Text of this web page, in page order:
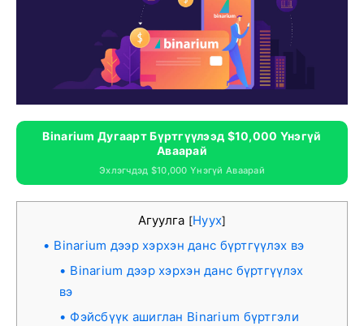
Binarium Дугаарт Бүртгүүлээд $10,000 Үнэгүй
Аваарай
Эхлэгчдэд $10,000 Үнэгүй Аваарай
Агуулга [Нуух]
Binarium дээр хэрхэн данс бүртгүүлэх вэ
Binarium дээр хэрхэн данс бүртгүүлэх
вэ
Фэйсбүүк ашиглан Binarium бүртгэли